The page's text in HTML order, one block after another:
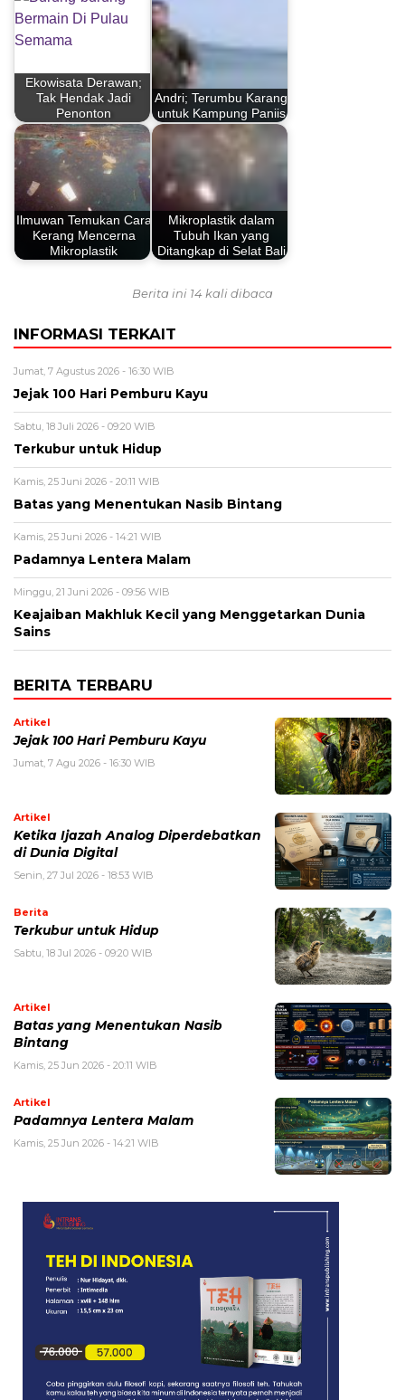
Ekowisata Derawan;
Tak Hendak Jadi
Penonton
Andri; Terumbu Karang
untuk Kampung Paniis
Ilmuwan Temukan Cara
Kerang Mencerna
Mikroplastik
Mikroplastik dalam
Tubuh Ikan yang
Ditangkap di Selat Bali
Berita ini 14 kali dibaca
INFORMASI TERKAIT
Jumat, 7 Agustus 2026 - 16:30 WIB
Jejak 100 Hari Pemburu Kayu
Sabtu, 18 Juli 2026 - 09:20 WIB
Terkubur untuk Hidup
Kamis, 25 Juni 2026 - 20:11 WIB
Batas yang Menentukan Nasib Bintang
Kamis, 25 Juni 2026 - 14:21 WIB
Padamnya Lentera Malam
Minggu, 21 Juni 2026 - 09:56 WIB
Keajaiban Makhluk Kecil yang Menggetarkan Dunia
Sains
BERITA TERBARU
Artikel
Jejak 100 Hari Pemburu Kayu
Jumat, 7 Agu 2026 - 16:30 WIB
Artikel
Ketika Ijazah Analog Diperdebatkan
di Dunia Digital
Senin, 27 Jul 2026 - 18:53 WIB
Berita
Terkubur untuk Hidup
Sabtu, 18 Jul 2026 - 09:20 WIB
Artikel
Batas yang Menentukan Nasib
Bintang
Kamis, 25 Jun 2026 - 20:11 WIB
Artikel
Padamnya Lentera Malam
Kamis, 25 Jun 2026 - 14:21 WIB